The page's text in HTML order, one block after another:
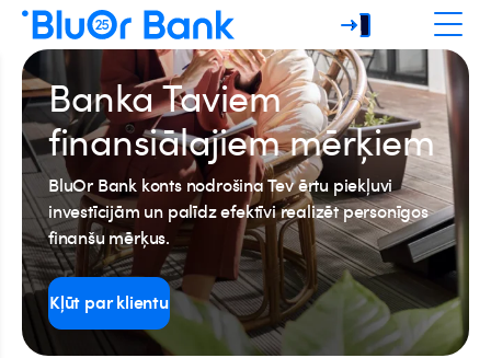
Banka Taviem
finansiālajiem mērķiem
BluOr Bank konts nodrošina Tev ērtu piekļuvi
investīcijām un palīdz efektīvi realizēt personīgos
finanšu mērķus.
Kļūt par klientu